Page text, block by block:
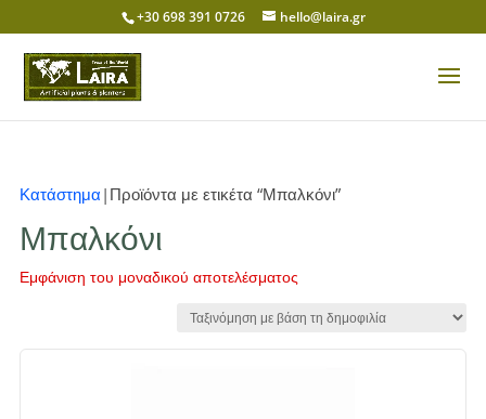
+30 698 391 0726 hello@laira.gr
Κατάστημα |Προϊόντα με ετικέτα “Μπαλκόνι”
Μπαλκόνι
Εμφάνιση του μοναδικού αποτελέσματος